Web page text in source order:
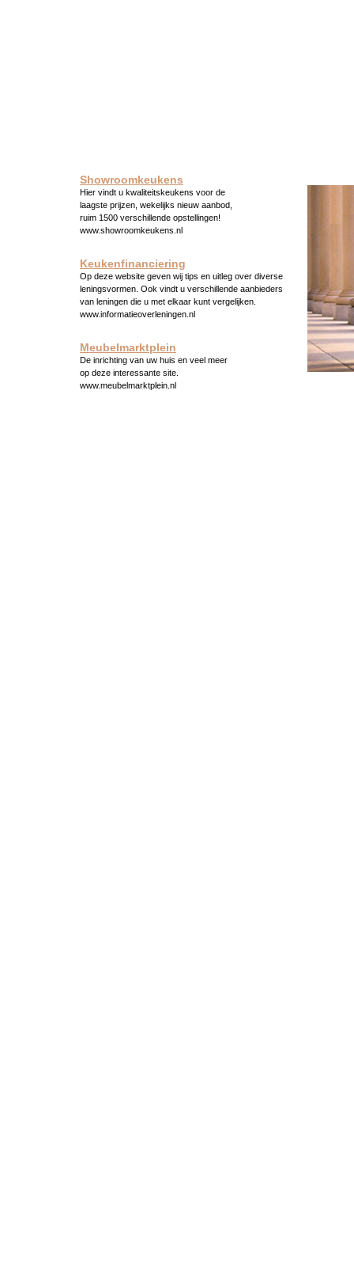
Showroomkeukens
Hier vindt u kwaliteitskeukens voor de
laagste prijzen, wekelijks nieuw aanbod,
ruim 1500 verschillende opstellingen!
www.showroomkeukens.nl
Keukenfinanciering
Op deze website geven wij tips en uitleg over diverse
leningsvormen. Ook vindt u verschillende aanbieders
van leningen die u met elkaar kunt vergelijken.
www.informatieoverleningen.nl
Meubelmarktplein
De inrichting van uw huis en veel meer
op deze interessante site.
www.meubelmarktplein.nl